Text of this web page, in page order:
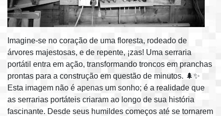
Imagine-se no coração de uma floresta, rodeado de
árvores majestosas, e de repente, ¡zas! Uma serraria
portátil entra em ação, transformando troncos em pranchas
prontas para a construção em questão de minutos. 🌲✨
Esta imagem não é apenas um sonho; é a realidade que
as serrarias portáteis criaram ao longo de sua história
fascinante. Desde seus humildes começos até se tornarem